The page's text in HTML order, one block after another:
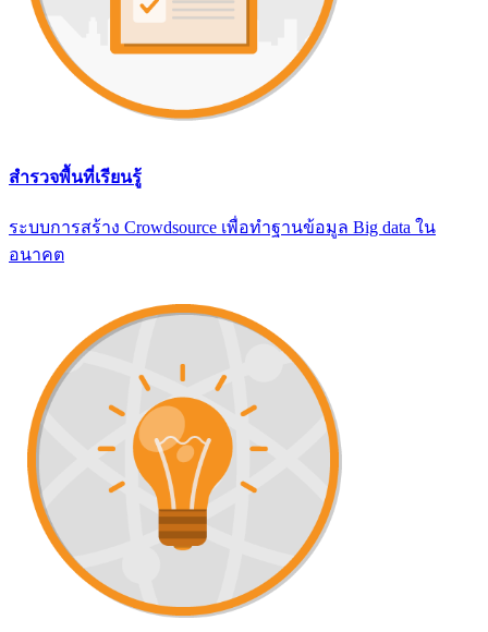
สำรวจพื้นที่เรียนรู้
ระบบการสร้าง Crowdsource เพื่อทำฐานข้อมูล Big data ใน
อนาคต